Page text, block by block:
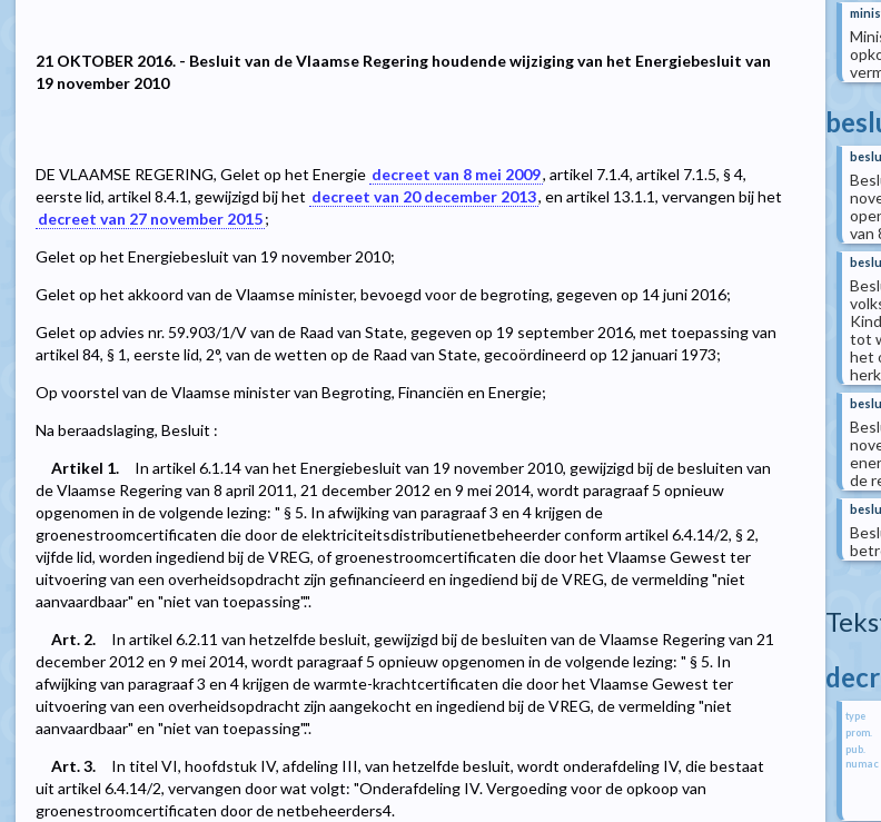
21 OKTOBER 2016. - Besluit van de Vlaamse Regering houdende wijziging van het Energiebesluit van
19 november 2010
DE VLAAMSE REGERING, Gelet op het Energie decreet van 8 mei 2009, artikel 7.1.4, artikel 7.1.5, § 4,
eerste lid, artikel 8.4.1, gewijzigd bij het decreet van 20 december 2013, en artikel 13.1.1, vervangen bij het
decreet van 27 november 2015;
Gelet op het Energiebesluit van 19 november 2010;
Gelet op het akkoord van de Vlaamse minister, bevoegd voor de begroting, gegeven op 14 juni 2016;
Gelet op advies nr. 59.903/1/V van de Raad van State, gegeven op 19 september 2016, met toepassing van
artikel 84, § 1, eerste lid, 2°, van de wetten op de Raad van State, gecoördineerd op 12 januari 1973;
Op voorstel van de Vlaamse minister van Begroting, Financiën en Energie;
Na beraadslaging, Besluit :
Artikel 1.
In artikel 6.1.14 van het Energiebesluit van 19 november 2010, gewijzigd bij de besluiten van
de Vlaamse Regering van 8 april 2011, 21 december 2012 en 9 mei 2014, wordt paragraaf 5 opnieuw
opgenomen in de volgende lezing: " § 5. In afwijking van paragraaf 3 en 4 krijgen de
groenestroomcertificaten die door de elektriciteitsdistributienetbeheerder conform artikel 6.4.14/2, § 2,
vijfde lid, worden ingediend bij de VREG, of groenestroomcertificaten die door het Vlaamse Gewest ter
uitvoering van een overheidsopdracht zijn gefinancieerd en ingediend bij de VREG, de vermelding "niet
aanvaardbaar" en "niet van toepassing".".
Art. 2.
In artikel 6.2.11 van hetzelfde besluit, gewijzigd bij de besluiten van de Vlaamse Regering van 21
december 2012 en 9 mei 2014, wordt paragraaf 5 opnieuw opgenomen in de volgende lezing: " § 5. In
afwijking van paragraaf 3 en 4 krijgen de warmte-krachtcertificaten die door het Vlaamse Gewest ter
uitvoering van een overheidsopdracht zijn aangekocht en ingediend bij de VREG, de vermelding "niet
aanvaardbaar" en "niet van toepassing".".
Art. 3.
In titel VI, hoofdstuk IV, afdeling III, van hetzelfde besluit, wordt onderafdeling IV, die bestaat
uit artikel 6.4.14/2, vervangen door wat volgt: "Onderafdeling IV. Vergoeding voor de opkoop van
groenestroomcertificaten door de netbeheerders4.
van
tot
het
de
type
prom.
pub.
numac